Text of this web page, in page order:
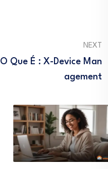
NEXT
O Que É : X-Device Man
Agement